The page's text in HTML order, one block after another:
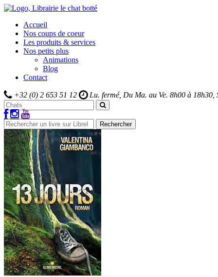
Accueil
Nos coups de coeur
Les produits & services
Nos petits plus
Animations
Blog
Contact
+32 (0) 2 653 51 12 Lu. fermé, Du Ma. au Ve. 8h00 à 18h30,
Rechercher